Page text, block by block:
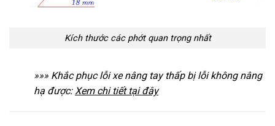
Kích thước các phớt quan trọng nhất
»»» Khắc phục lỗi xe nâng tay thấp bị lỗi không nâng
hạ được:Xem chi tiết tại đây